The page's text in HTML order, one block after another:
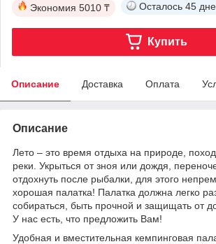
Экономия 5010 ₸ Осталось 45
Купить
Описание Доставка Оплата
Описание
Лето – это время отдыха на природе,
реки. Укрыться от зноя или дождя,
отдохнуть после рыбалки, для этого
хорошая палатка! Палатка должна легко
собираться, быть прочной и защищать от
У нас есть, что предложить Вам!
Удобная и вместительная кемпинговая